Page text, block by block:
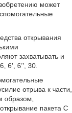
может
открывания
захватывать и
6’’, 30.
отрыва к части,
образом,
пакета C